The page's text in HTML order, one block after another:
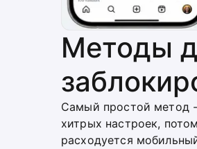
Методы
Самый простой метод
хитрых настроек,
расходуется